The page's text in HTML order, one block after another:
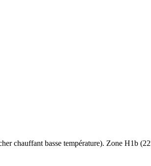
chauffant basse température). Zone H1b (